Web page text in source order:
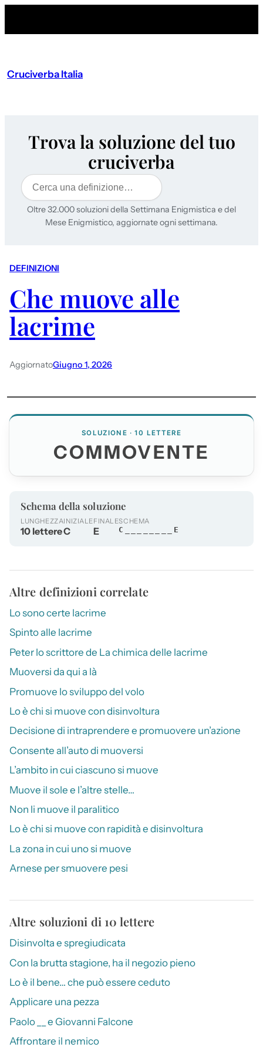
Cruciverba Italia
Trova la soluzione del tuo
cruciverba
Cerca
Oltre 32.000 soluzioni della Settimana Enigmistica e del
Mese Enigmistico, aggiornate ogni settimana.
DEFINIZIONI
Che muove alle
lacrime
AggiornatoGiugno 1, 2026
SOLUZIONE · 10 LETTERE
COMMOVENTE
Schema della soluzione
LUNGHEZZA
10 lettere
INIZIALE
C
FINALE
E
SCHEMA
C________E
Altre definizioni correlate
Lo sono certe lacrime
Spinto alle lacrime
Peter lo scrittore de La chimica delle lacrime
Muoversi da qui a là
Promuove lo sviluppo del volo
Lo è chi si muove con disinvoltura
Decisione di intraprendere e promuovere un’azione
Consente all’auto di muoversi
L’ambito in cui ciascuno si muove
Muove il sole e l’altre stelle…
Non li muove il paralitico
Lo è chi si muove con rapidità e disinvoltura
La zona in cui uno si muove
Arnese per smuovere pesi
Altre soluzioni di 10 lettere
Disinvolta e spregiudicata
Con la brutta stagione, ha il negozio pieno
Lo è il bene… che può essere ceduto
Applicare una pezza
Paolo __ e Giovanni Falcone
Affrontare il nemico